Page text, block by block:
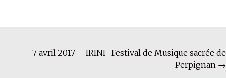
7 avril 2017 – IRINI- Festival de Musique sacrée de
Perpignan →